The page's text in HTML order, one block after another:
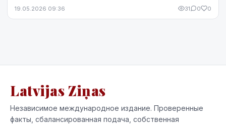
19.05.2026 09:36 31 0 0
Latvijas Ziņas
Независимое международное издание. Проверенные
факты, сбалансированная подача, собственная